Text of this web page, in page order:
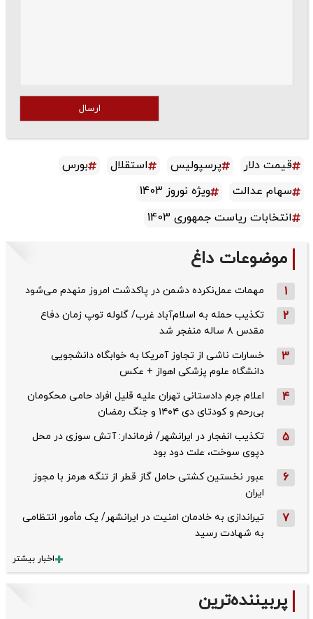
ارسال
قیمت دلار پرسپولیس استقلال
بورس
سهام عدالت
ویژه نوروز 1403
انتخابات ریاست جمهوری 1403
موضوعات داغ
1 مهمات عمل‌نکرده دشمن در پاکدشت امروز منهدم می‌شود
2
تکذیب حمله به اسلام‌آباد غرب/ گلوله توپ زمان دفاع
مقدس ۸ ساله منفجر شد
3
خسارات ناشی از تجاوز آمریکا به خوابگاه دانشجویی
دانشگاه علوم پزشکی اهواز + عکس
4
اعلام جرم دادستانی تهران علیه قلیل افراد حامی محکومان
بی‌رحم و کودتای دی‌ ۱۴۰۴ و جنگ رمضان
5
تکذیب ‌انفجار در ایرانشهر/ فرماندار: آتش سوزی در محل
دپوی سوخت، علت دود بود
6
عبور نخستین کشتی حامل گاز قطر از تنگه هرمز با مجوز
ایران
7
تیراندازی به خادمان امنیت در ایرانشهر/ یک مأمور انتظامی
به شهادت رسید
اخبار بیشتر
پربیننده‌ترین